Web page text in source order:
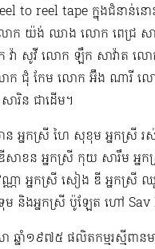
to reel tape ក្នុងជំនា
ក យ៉ង់ ឈាង លោក ពេជ្រ ស
ា សូវី លោក ឡឹក សាវ៉ាត ល
ោក ជុំ កែម លោក អ៊ឹង ណារី
រិន ជាដើម។
អ្នកស្រី ហៃ សុខុម​ អ្នកស្រី រស់
ឌី​សាខន អ្នកស្រី កុយ សារឹម អ្
ណា អ្នកស្រី សៀង ឌី អ្នកស្រី
និងអ្នកស្រី ប៉ូឡែត ហៅ Sav
ា ឆ្នាំ១៩៧៥​ ផលិតកម្មរស្មីព